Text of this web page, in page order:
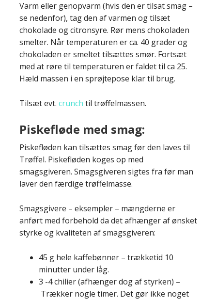
Varm eller genopvarm (hvis den er tilsat smag –
se nedenfor), tag den af varmen og tilsæt
chokolade og citronsyre. Rør mens chokoladen
smelter. Når temperaturen er ca. 40 grader og
chokoladen er smeltet tilsættes smør. Fortsæt
med at røre til temperaturen er faldet til ca 25.
Hæld massen i en sprøjtepose klar til brug.
Tilsæt evt. crunch til trøffelmassen.
Piskefløde med smag:
Piskefløden kan tilsættes smag før den laves til
Trøffel. Piskefløden koges op med
smagsgiveren. Smagsgiveren sigtes fra før man
laver den færdige trøffelmasse.
Smagsgivere – eksempler – mængderne er
anført med forbehold da det afhænger af ønsket
styrke og kvaliteten af smagsgiveren:
45 g hele kaffebønner – trækketid 10
minutter under låg.
3 -4 chilier (afhænger dog af styrken) –
Trækker nogle timer. Det gør ikke noget